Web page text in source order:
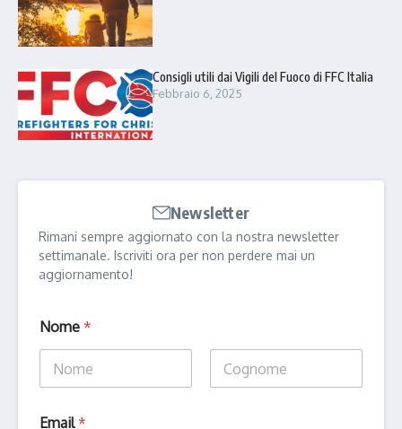
Consigli utili dai Vigili del Fuoco di FFC Italia
Febbraio 6, 2025
Newsletter
Rimani sempre aggiornato con la nostra newsletter
settimanale. Iscriviti ora per non perdere mai un
aggiornamento!
N
o
e
o
Nome *
Email*